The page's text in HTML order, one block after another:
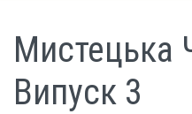
Мистецька
Випуск 3